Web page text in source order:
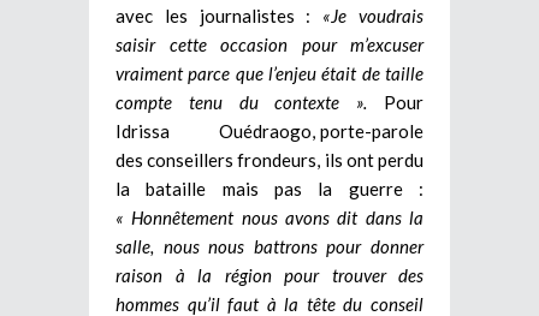
avec les journalistes : «Je voudrais
saisir cette occasion pour m’excuser
vraiment parce que l’enjeu était de taille
compte tenu du contexte ». Pour
Idrissa Ouédraogo, porte-parole
des conseillers frondeurs, ils ont perdu
la bataille mais pas la guerre :
« Honnêtement nous avons dit dans la
salle, nous nous battrons pour donner
raison à la région pour trouver des
hommes qu’il faut à la tête du conseil